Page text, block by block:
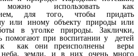
можно использовать как
для того, чтобы придать
или иному объекту природы или
в уголке природы. Заклички,
помогают при воспитании у детей
как они преисполнены веры
неба, земли, и в них очень много